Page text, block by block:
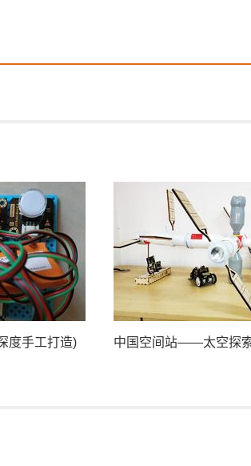
度手工打造) 中国空间站——太空探